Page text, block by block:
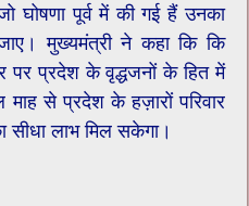
घोषणा पूर्व में की गई हैं उनका
मुख्यमंत्री ने कहा कि कि
पर प्रदेश के वृद्धजनों के हित में
से प्रदेश के हज़ारों परिवार
सीधा लाभ मिल सकेगा।